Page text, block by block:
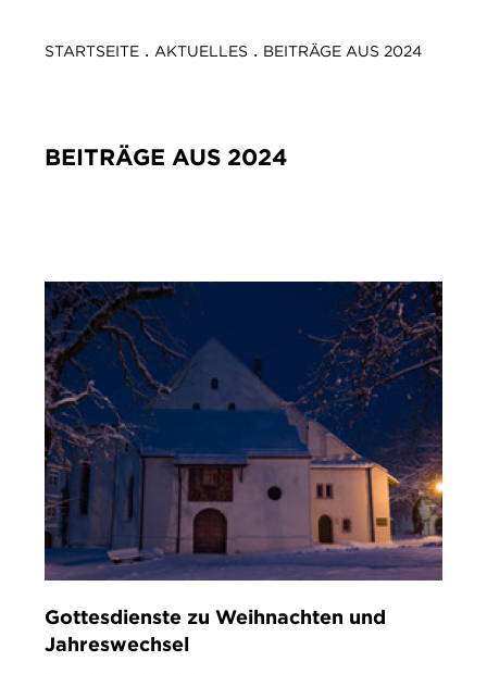
STARTSEITE. AKTUELLES . BEITRÄGE AUS 2024
BEITRÄGE AUS 2024
Gottesdienste zu Weihnachten und
Jahreswechsel